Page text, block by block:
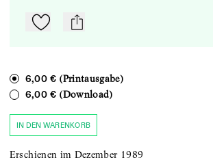
Zu Mein-TdZ hinzufügen
mail
6,00 €(Printausgabe)
6,00 €(Download)
IN DEN WARENKORB
Erschienen im Dezember 1989